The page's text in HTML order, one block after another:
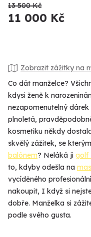
13 500 Kč
11 000 Kč
Zobrazit zážitky na
Co dát manželce?
kdysi ženě k
nezapomenutelný
plnoletá,
kosmetiku někdy
skvělý zážitek, se
balónem? Neláká ji golf
to, kdyby odešla na
vycíděného
nakoupit, I když si
dobře. Manželka si
podle svého gusta.